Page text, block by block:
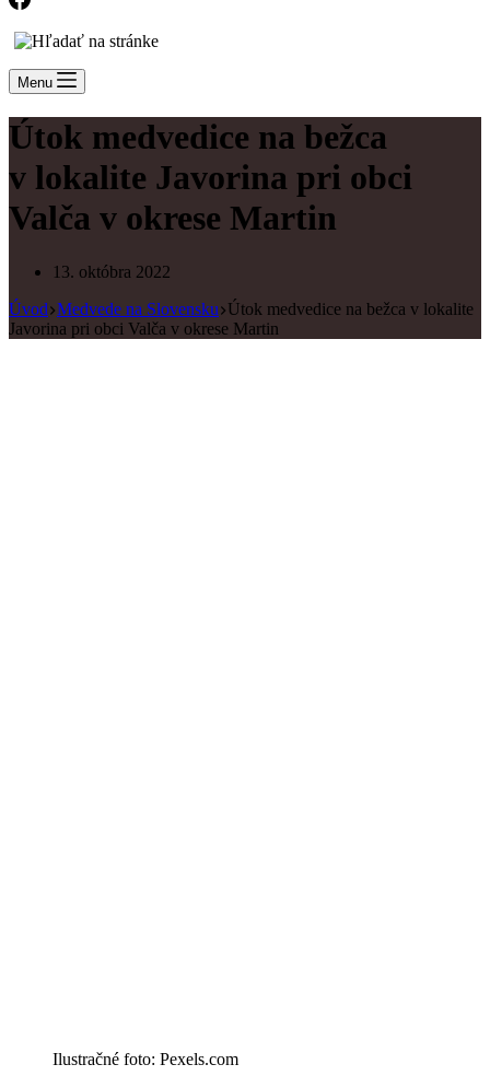
Menu
Útok medvedice na bežca
v lokalite Javorina pri obci
Valča v okrese Martin
13. októbra 2022
Úvod Medvede na Slovensku Útok medvedice na bežca v lokalite
Javorina pri obci Valča v okrese Martin
Ilustračné foto: Pexels.com